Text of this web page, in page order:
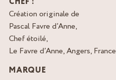
Création originale de
Pascal Favre d’Anne,
Chef étoilé,
Le Favre d’Anne, Angers, France
MARQUE